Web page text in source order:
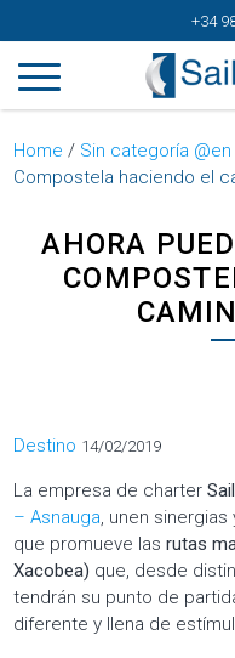
+34
Home / Sin categoría @en
Compostela haciendo el
AHORA
Categorías
Destino 14/02/2019
La empresa de charter
– Asnauga , unen
que promueve lasrutas
Xacobea) que, desde
tendrán su punto de
diferente y llena de